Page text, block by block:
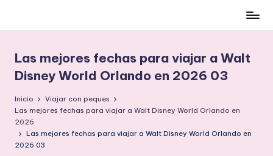
contenido
cost
y
morir
en
el
intento
Las mejores fechas para viajar a Walt
Disney World Orlando en 2026 03
Inicio
Viajar con peques
Las mejores fechas para viajar a Walt Disney World Orlando en
2026
Las mejores fechas para viajar a Walt Disney World Orlando en
2026 03